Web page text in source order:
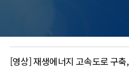
[영상] 재생에너지 고속도로 구축,